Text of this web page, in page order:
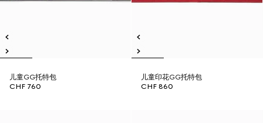
儿童GG托特包
CHF 760
儿童印花GG托特包
CHF 860